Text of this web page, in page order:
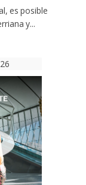
es posible
y...